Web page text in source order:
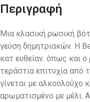
Περιγραφή
Μια κλασική ρωσική
γεύση δημητριακών. Η
κατ ευθείαν. όπως και ο
τεράστια επιτυχία από
γίνεται με αλκοολούχο
αρωματισμένο με μέλι.